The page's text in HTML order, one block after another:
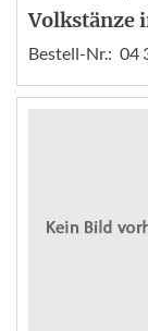
Volkstänze
Bestell-Nr.: 04